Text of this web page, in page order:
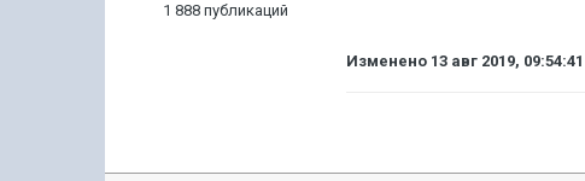
1 888 публикаций
Изменено 13 авг 2019, 09:54:41